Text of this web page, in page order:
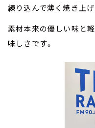
練り込んで薄く焼き上げ
素材本来の優しい味と
味しさです。